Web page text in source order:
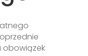
obowiązek